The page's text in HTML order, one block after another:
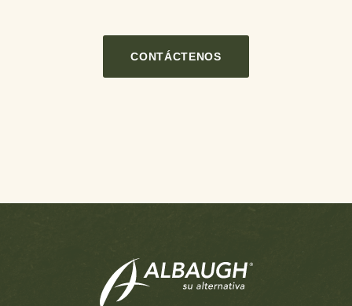
CONTÁCTENOS